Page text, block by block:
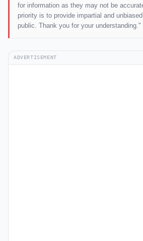
for information as they may not be
priority is to provide impartial and
public. Thank you for your understanding."
ADVERTISEMENT